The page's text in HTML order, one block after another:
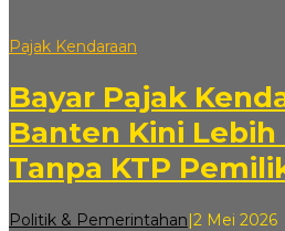
Pajak Kendaraan
Bayar Pajak
Banten Kini Lebih
Tanpa KTP
Politik & Pemerintahan|2 Mei 2026